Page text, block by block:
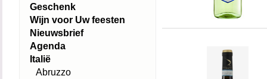
Geschenk
Wijn voor Uw feesten
Nieuwsbrief
Agenda
Italië
Abruzzo